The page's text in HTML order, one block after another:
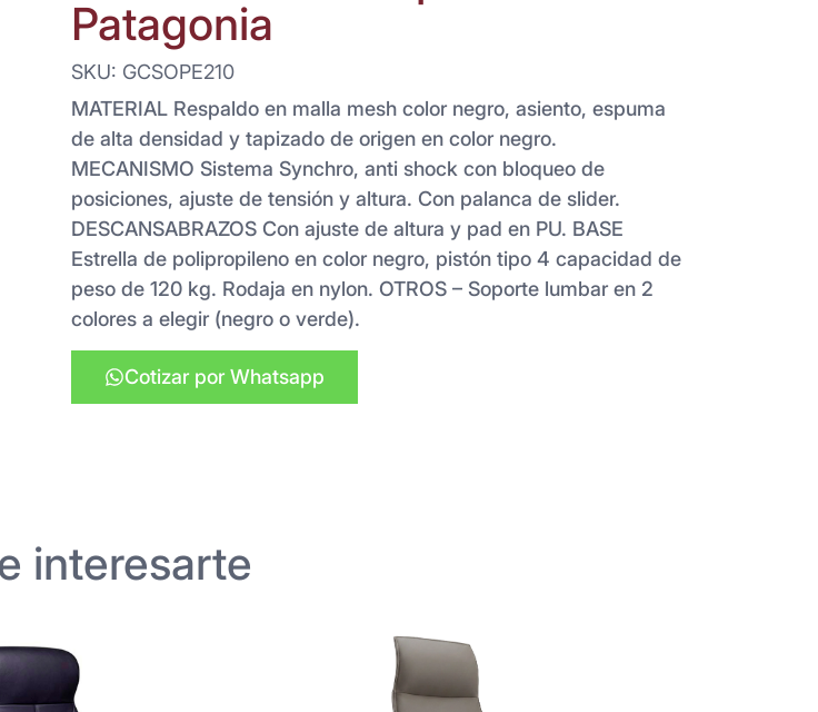
Patagonia
SKU: GCSOPE210
MATERIAL Respaldo en malla mesh color negro, asiento, espuma
de alta densidad y tapizado de origen en color negro.
MECANISMO Sistema Synchro, anti shock con bloqueo de
posiciones, ajuste de tensión y altura. Con palanca de slider.
DESCANSABRAZOS Con ajuste de altura y pad en PU. BASE
Estrella de polipropileno en color negro, pistón tipo 4 capacidad de
peso de 120 kg. Rodaja en nylon. OTROS – Soporte lumbar en 2
colores a elegir (negro o verde).
Cotizar por Whatsapp
interesarte